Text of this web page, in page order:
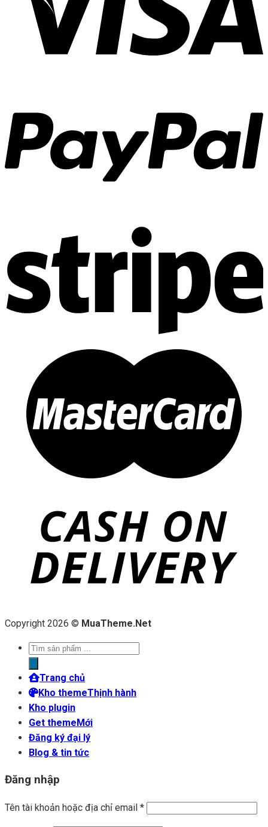
Copyright 2026 © MuaTheme.Net
Tìm
sản
phẩm
Trang chủ
Kho theme
Kho plugin
Get theme
Đăng ký đại lý
Blog & tin tức
Đăng nhập
Tên tài khoản hoặc địa chỉ email *